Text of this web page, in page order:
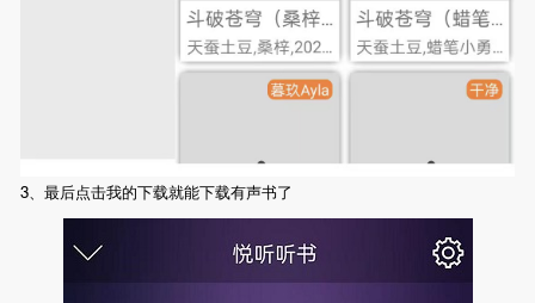
3、最后点击我的下载就能下载有声书了